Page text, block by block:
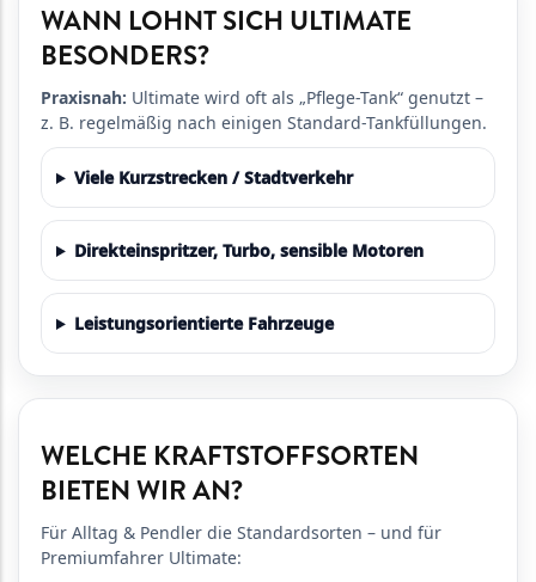
WANN LOHNT SICH ULTIMATE
BESONDERS?
Praxisnah: Ultimate wird oft als „Pflege-Tank“ genutzt –
z. B. regelmäßig nach einigen Standard-Tankfüllungen.
Viele Kurzstrecken / Stadtverkehr
Direkteinspritzer, Turbo, sensible Motoren
Leistungsorientierte Fahrzeuge
WELCHE KRAFTSTOFFSORTEN
BIETEN WIR AN?
Für Alltag & Pendler die Standardsorten – und für
Premiumfahrer Ultimate: